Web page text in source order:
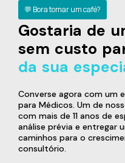
💬 Bora tomar um café?
Gostaria de
sem custo
da sua
Converse agora com um
para Médicos. Um de
com mais de 11 anos de
análise prévia e entregar
caminhos para o
consultório.